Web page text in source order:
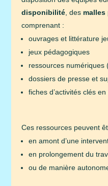
disponibilité, des
comprenant :
ouvrages et littérature
jeux pédagogiques
ressources numériques
dossiers de presse et
fiches d’activités clés en
Ces ressources peuvent
en amont d’une
en prolongement du
ou de manière